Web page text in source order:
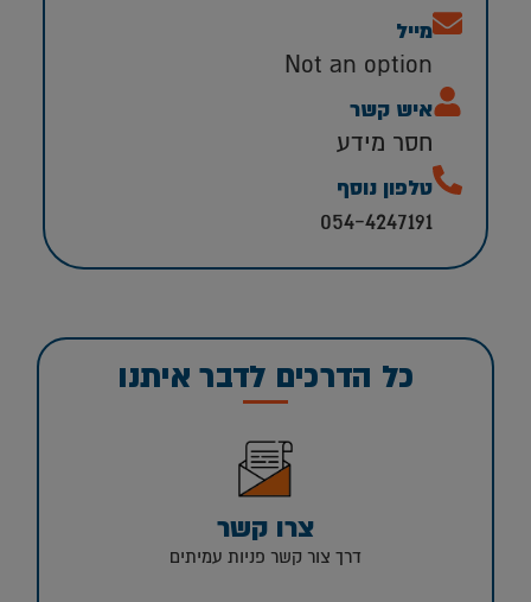
מייל
Not an option
איש קשר
חסר מידע
טלפון נוסף
054-4247191
כל הדרכים לדבר איתנו
צרו קשר
דרך צור קשר פניות עמיתים